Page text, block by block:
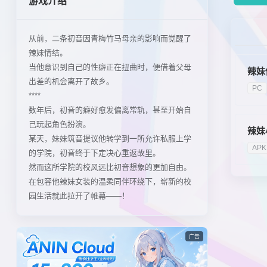
从前，二条初音因青梅竹马母亲的影响而觉醒了
辣妹情结。
当他意识到自己的性癖正在扭曲时，便借着父母
出差的机会离开了故乡。
****
数年后，初音的癖好愈发偏离常轨，甚至开始自
己玩起角色扮演。
某天，妹妹筑音提议他转学到一所允许私服上学
的学院，初音终于下定决心重返故里。
然而这所学院的校风远比初音想象的更加自由。
在包容他辣妹女装的温柔同伴环绕下，崭新的校
园生活就此拉开了帷幕——！
广告
辣
PC
辣
APK